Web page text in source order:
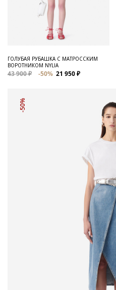
ГОЛУБАЯ РУБАШКА С МАТРОССКИМ
ВОРОТНИКОМ NYLIA
43 900 ₽ -50% 21 950 ₽
-50%